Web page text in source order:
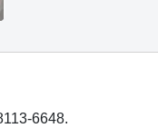
6648.